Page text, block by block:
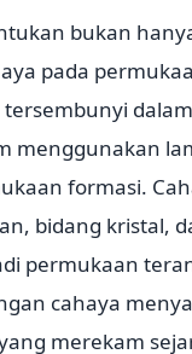
bukan
pada
menggunakan
formasi.
bidang kristal,
permukaan
cahaya
merekam